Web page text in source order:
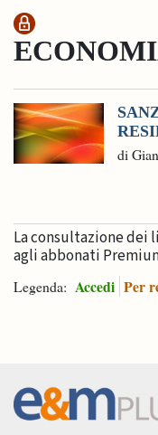
di
La consultazione dei
agli abbonati
Legenda: Accedi Per